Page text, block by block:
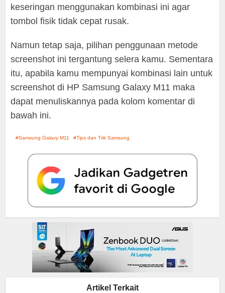
keseringan menggunakan kombinasi ini agar
tombol fisik tidak cepat rusak.
Namun tetap saja, pilihan penggunaan metode
screenshot ini tergantung selera kamu. Sementara
itu, apabila kamu mempunyai kombinasi lain untuk
screenshot di HP Samsung Galaxy M11 maka
dapat menuliskannya pada kolom komentar di
bawah ini.
Samsung Galaxy M11 Tips dan Trik Samsung
Artikel Terkait